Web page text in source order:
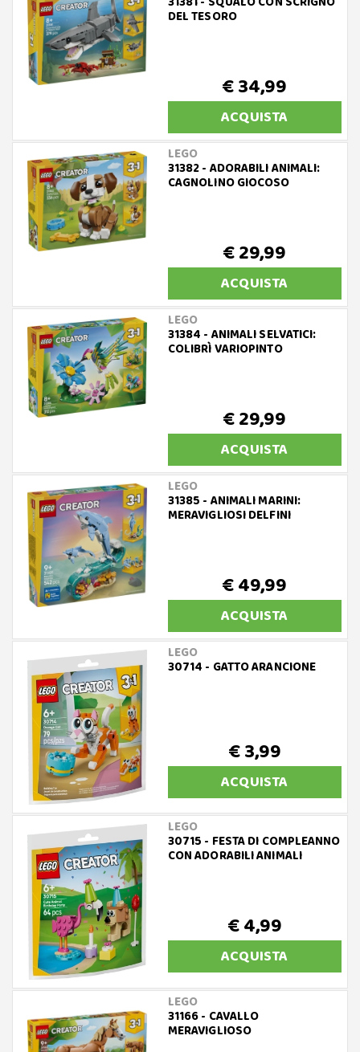
DEL TESORO
€ 34,99
ACQUISTA
LEGO
31382 - ADORABILI ANIMALI:
CAGNOLINO GIOCOSO
€ 29,99
ACQUISTA
LEGO
31384 - ANIMALI SELVATICI:
COLIBRÌ VARIOPINTO
€ 29,99
ACQUISTA
LEGO
31385 - ANIMALI MARINI:
MERAVIGLIOSI DELFINI
€ 49,99
ACQUISTA
LEGO
30714 - GATTO ARANCIONE
€ 3,99
ACQUISTA
LEGO
30715 - FESTA DI COMPLEANNO
CON ADORABILI ANIMALI
€ 4,99
ACQUISTA
LEGO
31166 - CAVALLO
MERAVIGLIOSO